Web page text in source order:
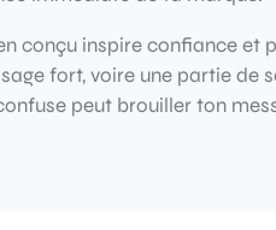
conçu inspire confiance
fort, voire une partie de
peut brouiller ton